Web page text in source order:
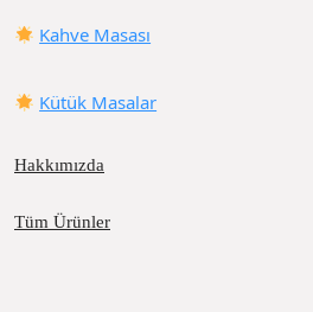
Kahve Masası
Kütük Masalar
Hakkımızda
Tüm Ürünler